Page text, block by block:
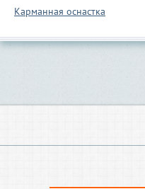
Карманная оснастка